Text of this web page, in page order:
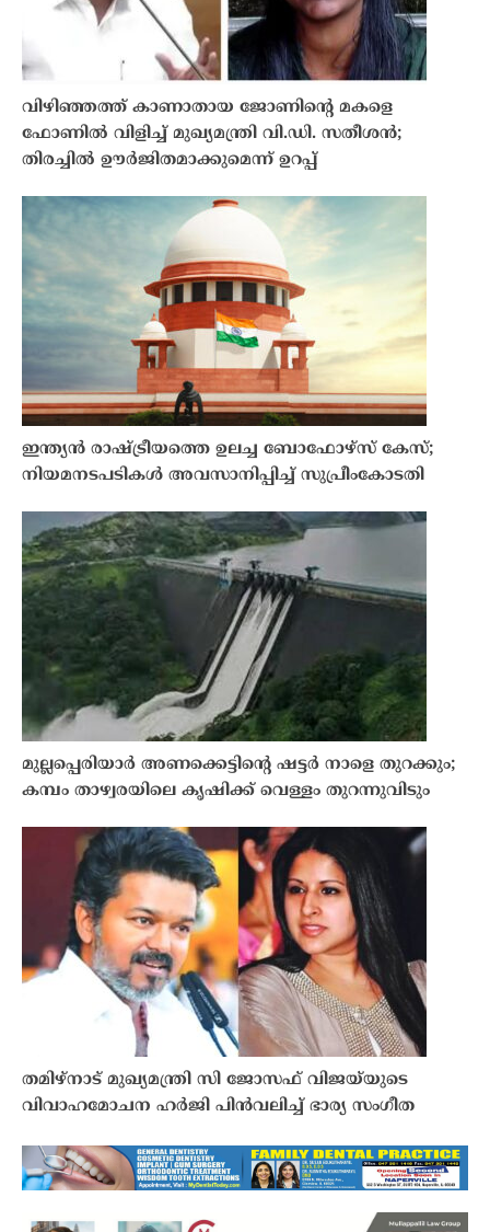
വിഴിഞ്ഞത്ത് കാണാതായ ജോണിന്റെ മകളെ
ഫോണിൽ വിളിച്ച് മുഖ്യമന്ത്രി വി.ഡി. സതീശൻ;
തിരച്ചിൽ ഊർജിതമാക്കുമെന്ന് ഉറപ്പ്
ഇന്ത്യൻ രാഷ്ട്രീയത്തെ ഉലച്ച ബോഫോഴ്‌സ് കേസ്;
നിയമനടപടികൾ അവസാനിപ്പിച്ച് സുപ്രീംകോടതി
മുല്ലപ്പെരിയാർ അണക്കെട്ടിന്റെ ഷട്ടർ നാളെ തുറക്കും;
കമ്പം താഴ്വരയിലെ കൃഷിക്ക് വെള്ളം തുറന്നുവിടും
തമിഴ്നാട് മുഖ്യമന്ത്രി സി ജോസഫ് വിജയ്‌യുടെ
വിവാഹമോചന ഹർജി പിൻവലിച്ച് ഭാര്യ സംഗീത